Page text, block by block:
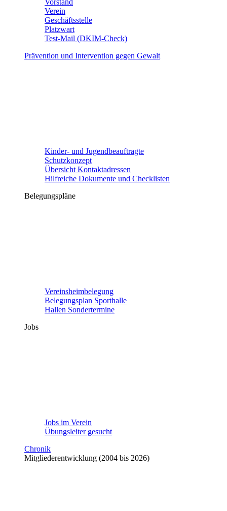
Vorstand
Verein
Geschäftsstelle
Platzwart
Test-Mail (DKIM-Check)
Prävention und Intervention gegen Gewalt
Kinder- und Jugendbeauftragte
Schutzkonzept
Übersicht Kontaktadressen
Hilfreiche Dokumente und Checklisten
Belegungspläne
Vereinsheimbelegung
Belegungsplan Sporthalle
Hallen Sondertermine
Jobs
Jobs im Verein
Übungsleiter gesucht
Chronik
Mitgliederentwicklung (2004 bis 2026)